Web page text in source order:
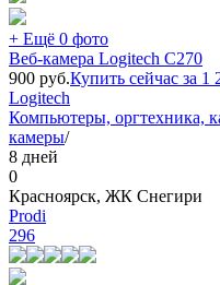
+ Ещё 0 фото
Веб-камера Logitech C270
900 руб.Купить сейчас за 1
Logitech
Компьютеры, оргтехника,
камеры/
8 дней
0
Красноярск, ЖК Снегири
Prodi
296